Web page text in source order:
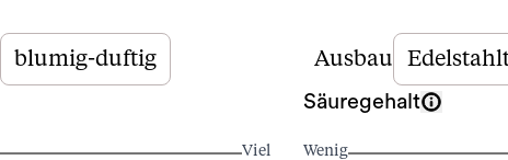
blumig-duftig Ausbau
Viel
Säuregehalt
Wenig